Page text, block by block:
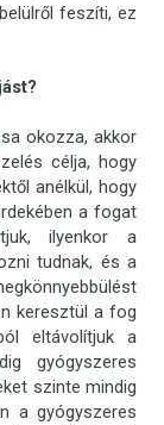
feszíti, ez
okozza, akkor
célja, hogy
anélkül, hogy
a fogat
ilyenkor a
tudnak, és a
keresztül a fog
eltávolítjuk a
gyógyszeres
szinte mindig
a gyógyszeres